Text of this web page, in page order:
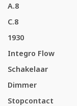
A.8
C.8
1930
Integro Flow
Schakelaar
Dimmer
Stopcontact